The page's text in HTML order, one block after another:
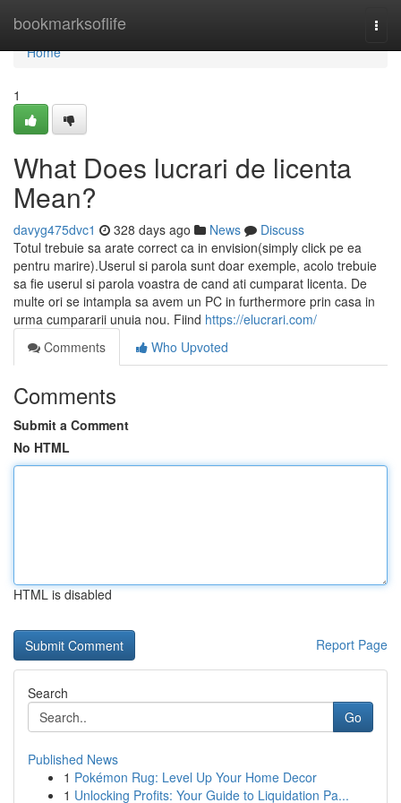
bookmarksoflife
Home
Home
1
What Does lucrari de licenta
Mean?
davyg475dvc1 328 days ago News
Discuss
Totul trebuie sa arate correct ca in envision(simply click pe ea
pentru marire).Userul si parola sunt doar exemple, acolo trebuie
sa fie userul si parola voastra de cand ati cumparat licenta. De
multe ori se intampla sa avem un PC in furthermore prin casa in
urma cumpararii unuia nou. Fiind https://elucrari.com/
Comments
Who Upvoted
Comments
Submit a Comment
No HTML
HTML is disabled
Report Page
Search
Go
Published News
1 Pokémon Rug: Level Up Your Home Decor
1 Unlocking Profits: Your Guide to Liquidation Pa...